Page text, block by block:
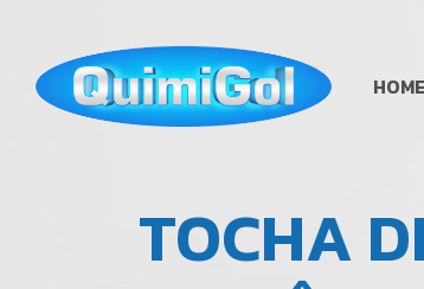
HOME
TOCHA